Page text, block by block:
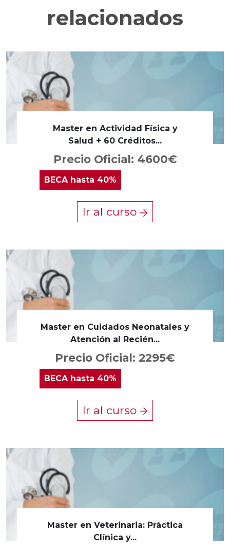
relacionados
Master en Actividad Física y
Salud + 60 Créditos...
Precio Oficial: 4600€
BECAhasta 40%
Ir al curso
Master en Cuidados Neonatales y
Atención al Recién...
Precio Oficial: 2295€
BECA hasta 40%
Ir al curso
Master en Veterinaria: Práctica
Clínica y...